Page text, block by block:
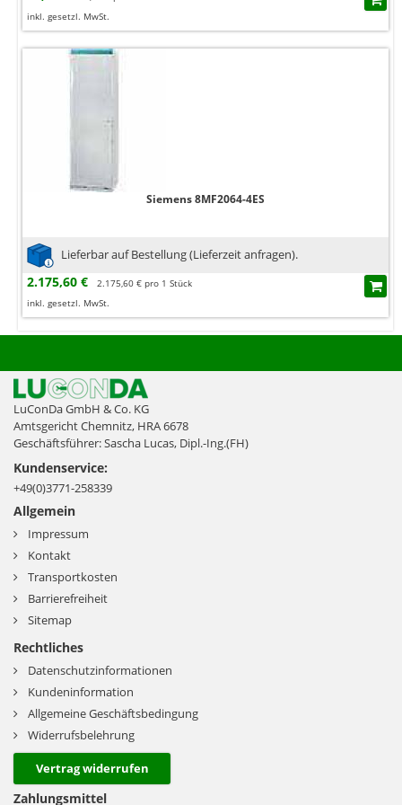
inkl. gesetzl. MwSt.
Siemens 8MF2064-4ES
Lieferbar auf Bestellung (Lieferzeit anfragen).
2.175,60 €
2.175,60 € pro 1 Stück
inkl. gesetzl. MwSt.
LuConDa GmbH & Co. KG
Amtsgericht Chemnitz, HRA 6678
Geschäftsführer: Sascha Lucas, Dipl.-Ing.(FH)
Kundenservice:
+49(0)3771-258339
Allgemein
Impressum
Kontakt
Transportkosten
Barrierefreiheit
Sitemap
Rechtliches
Datenschutzinformationen
Kundeninformation
Allgemeine Geschäftsbedingung
Widerrufsbelehrung
Vertrag widerrufen
Zahlungsmittel